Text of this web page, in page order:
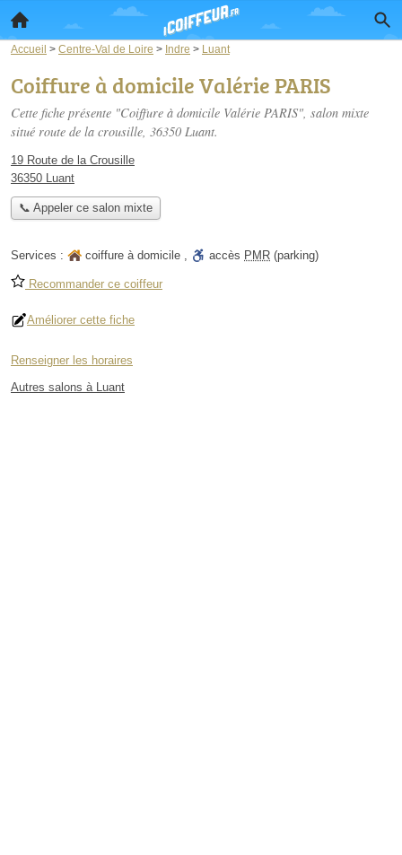
Accueil > Centre-Val de Loire > Indre > Luant
Coiffure à domicile Valérie PARIS
Cette fiche présente "Coiffure à domicile Valérie PARIS", salon mixte
situé route de la crousille, 36350 Luant.
19 Route de la Crousille
36350 Luant
📞 Appeler ce salon mixte
Services : coiffure à domicile , accès PMR (parking)
Recommander ce coiffeur
Améliorer cette fiche
Renseigner les horaires
Autres salons à Luant